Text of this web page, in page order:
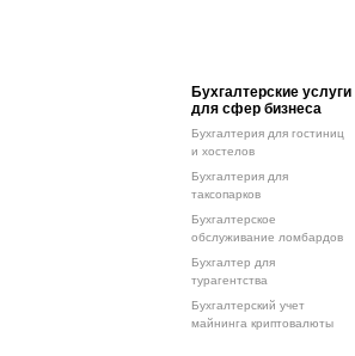
Бухгалтерские услуги
для сфер бизнеса
Бухгалтерия для гостиниц
и хостелов
Бухгалтерия для
таксопарков
Бухгалтерское
обслуживание ломбардов
Бухгалтер для
турагентства
Бухгалтерский учет
майнинга криптовалюты